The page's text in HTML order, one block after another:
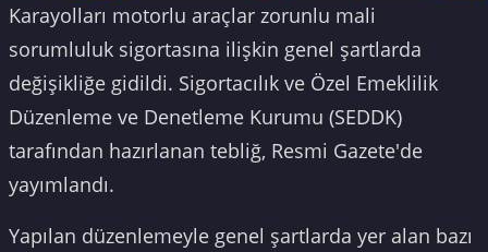
Karayolları motorlu araçlar zorunlu mali
sorumluluk sigortasına ilişkin genel şartlarda
değişikliğe gidildi. Sigortacılık ve Özel Emeklilik
Düzenleme ve Denetleme Kurumu (SEDDK)
tarafından hazırlanan tebliğ, Resmi Gazete'de
yayımlandı.
Yapılan düzenlemeyle genel şartlarda yer alan bazı